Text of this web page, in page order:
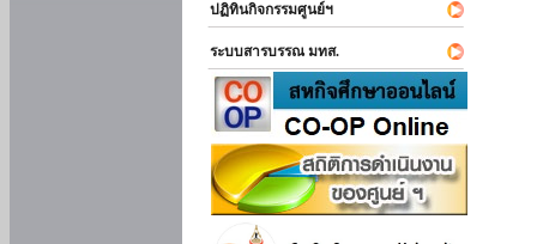
ปฏิทินกิจกรรมศูนย์ฯ
ระบบสารบรรณ มทส.